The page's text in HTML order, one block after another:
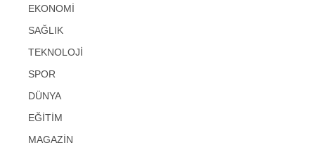
EKONOMİ
SAĞLIK
TEKNOLOJİ
SPOR
DÜNYA
EĞİTİM
MAGAZİN